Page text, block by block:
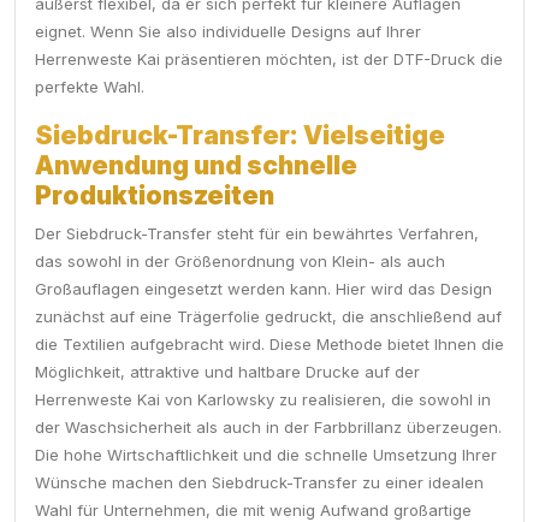
eignet. Wenn Sie also individuelle Designs auf Ihrer
Herrenweste Kai präsentieren möchten, ist der DTF-Druck die
perfekte Wahl.
Siebdruck-Transfer: Vielseitige
Anwendung und schnelle
Produktionszeiten
Der Siebdruck-Transfer steht für ein bewährtes Verfahren,
das sowohl in der Größenordnung von Klein- als auch
Großauflagen eingesetzt werden kann. Hier wird das Design
zunächst auf eine Trägerfolie gedruckt, die anschließend auf
die Textilien aufgebracht wird. Diese Methode bietet Ihnen die
Möglichkeit, attraktive und haltbare Drucke auf der
Herrenweste Kai von Karlowsky zu realisieren, die sowohl in
der Waschsicherheit als auch in der Farbbrillanz überzeugen.
Die hohe Wirtschaftlichkeit und die schnelle Umsetzung Ihrer
Wünsche machen den Siebdruck-Transfer zu einer idealen
Wahl für Unternehmen, die mit wenig Aufwand großartige